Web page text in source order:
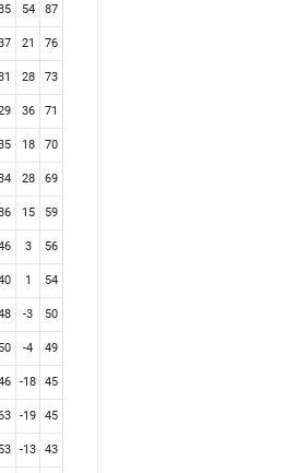
54 87
21 76
28 73
36 71
18 70
28 69
15 59
3 56
1 54
-3 50
50 -4 49
-18 45
-19 45
53 -13 43